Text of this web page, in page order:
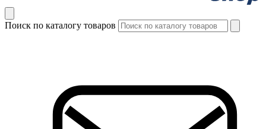
Поиск по каталогу товаров